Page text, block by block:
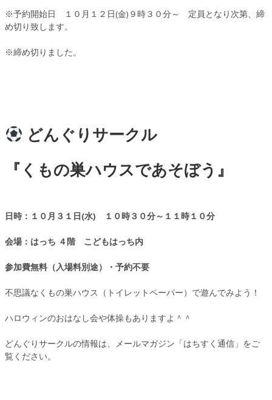
※予約開始日 １０月１２日(金)９時３０分～ 定員となり次第、締
め切り致します。
※締め切りました。
どんぐりサークル
『くもの巣ハウスであそぼう』
日時：１０月３１日(水) １０時３０分～１１時１０分
会場：はっち ４階 こどもはっち内
参加費無料（入場料別途）・予約不要
不思議なくもの巣ハウス（トイレットペーパー）で遊んでみよう！
ハロウィンのおはなし会や体操もありますよ＾＾
どんぐりサークルの情報は、メールマガジン「はちすく通信」をご
覧ください。